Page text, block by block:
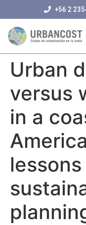
+56 2
Urban
versus
in a